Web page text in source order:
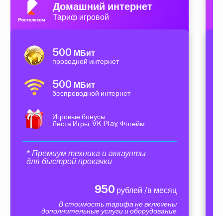
Домашний интернет
Тариф игровой
500 МБит
проводной интернет
500 МБит
беспроводной интернет
Игровые бонусы
Леста Игры, VK Play, Фогейм
* Премиум техника и аккаунты
для быстрой прокачки
950 рублей /в месяц
В стоимость тарифа не включены
дополнительные услуги и оборудование